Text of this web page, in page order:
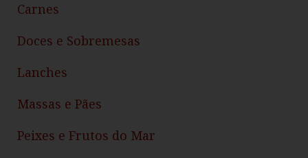
Carnes
Doces e Sobremesas
Lanches
Massas e Pães
Peixes e Frutos do Mar